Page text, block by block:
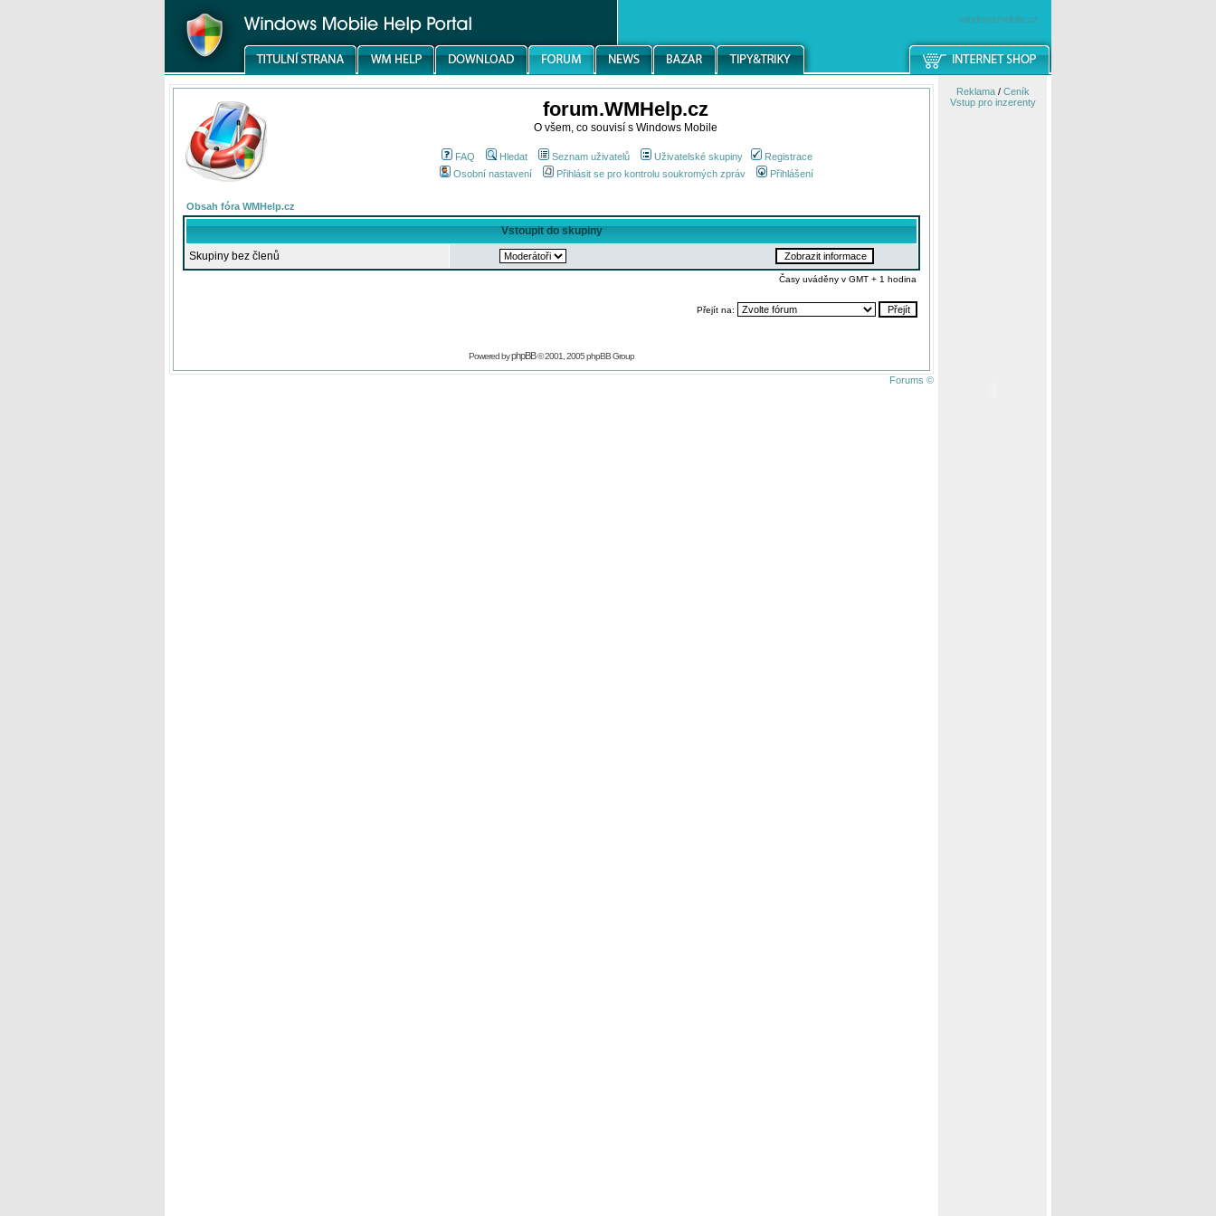
windowsmobile.cz
forum.WMHelp.cz
O všem, co souvisí s Windows Mobile
FAQ Hledat Seznam uživatelů Uživatelské skupiny
Registrace
Osobní nastavení
Přihlásit se pro kontrolu soukromých zpráv Přihlášení
Obsah fóra WMHelp.cz
Vstoupit do skupiny
Skupiny bez členů
Časy uváděny v GMT + 1 hodina
Přejít na:
Powered byphpBB© 2001, 2005 phpBB Group
Forums ©
Reklama/ Ceník
Vstup pro inzerenty